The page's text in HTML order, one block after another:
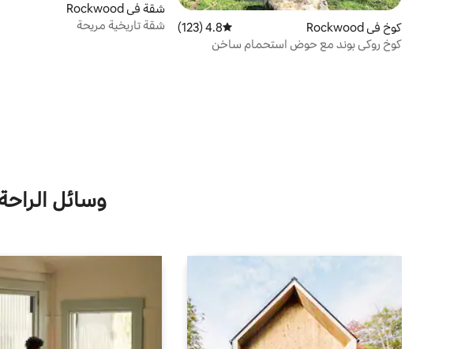
كوخ في Rockwood متوسط التقييم 4.8 من 5، 123 مراجعات
4.8 (123)
كوخ روكي بوند مع حوض استحمام ساخن
شقة في Rockwood
شقة تاريخية مريحة
وسائل